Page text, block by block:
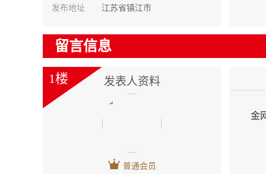
发布地址 江苏省镇江市
留言信息
发表人资料
1楼
普通会员
金